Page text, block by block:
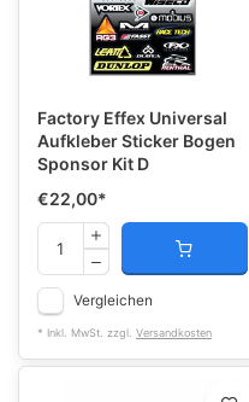
Factory Effex Universal
Aufkleber Sticker Bogen
Sponsor Kit D
€22,00*
Vergleichen
* Inkl. MwSt. zzgl. Versandkosten